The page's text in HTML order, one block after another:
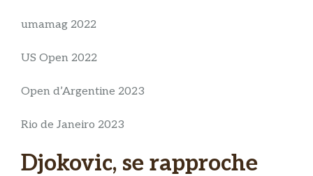
umamag 2022
US Open 2022
Open d’Argentine 2023
Rio de Janeiro 2023
Djokovic, se rapproche